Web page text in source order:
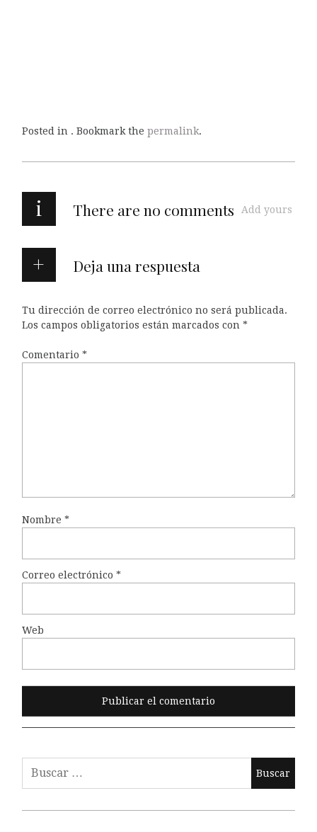
Posted in . Bookmark the permalink.
i There are no comments Add yours
Deja una respuesta
Tu dirección de correo electrónico no será publicada.
Los campos obligatorios están marcados con *
Comentario *
Nombre *
Correo electrónico *
Web